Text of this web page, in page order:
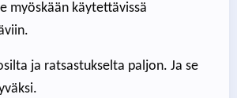
myöskään käytettävissä
ja ratsastukselta paljon. Ja se